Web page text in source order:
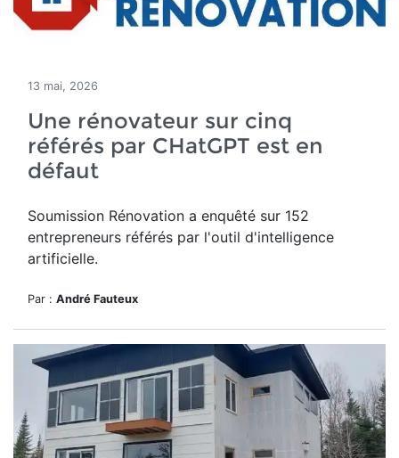
13 mai, 2026
Une rénovateur sur cinq
référés par CHatGPT est en
défaut
Soumission Rénovation a enquêté sur 152
entrepreneurs référés par l'outil d'intelligence
artificielle.
Par : André Fauteux